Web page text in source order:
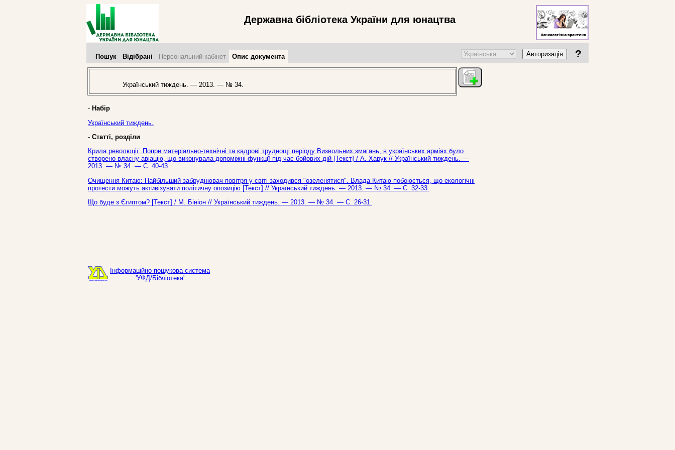
Державна бібліотека України для юнацтва
Пошук Відібрані Персональний кабінет Опис документа Авторизація ?
Український тиждень. — 2013. — № 34.
- Набір
Український тиждень.
- Статті, розділи
Крила революції: Попри матеріально-технічні та кадрові труднощі періоду Визвольних змагань, в українських арміях було
створено власну авіацію, що виконувала допоміжні функції під час бойових дій [Текст] / А. Харук // Український тиждень. —
2013. — № 34. — С. 40-43.
Очищення Китаю: Найбільший забруднювач повітря у світі заходився "озеленятися". Влада Китаю побоюється, що екологічні
протести можуть активізувати політичну опозицію [Текст] // Український тиждень. — 2013. — № 34. — С. 32-33.
Що буде з Єгиптом? [Текст] / М. Бініон // Український тиждень. — 2013. — № 34. — С. 26-31.
Інформаційно-пошукова система
'УФД/Бібліотека'